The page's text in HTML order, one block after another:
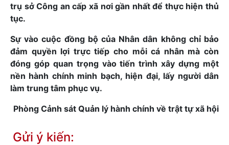
trụ sở Công an cấp xã nơi gần nhất để thực hiện thủ
tục.
Sự vào cuộc đồng bộ của Nhân dân không chỉ bảo
đảm quyền lợi trực tiếp cho mỗi cá nhân mà còn
đóng góp quan trọng vào tiến trình xây dựng một
nền hành chính minh bạch, hiện đại, lấy người dân
làm trung tâm phục vụ.
Phòng Cảnh sát Quản lý hành chính về trật tự xã hội
Gửi ý kiến: